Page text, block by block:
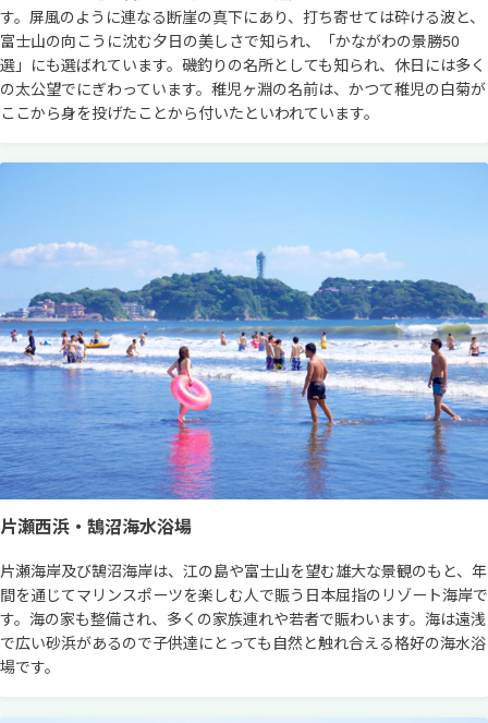
す。屏風のように連なる断崖の真下にあり、打ち寄せては砕ける波と、
富士山の向こうに沈む夕日の美しさで知られ、「かながわの景勝50
選」にも選ばれています。磯釣りの名所としても知られ、休日には多く
の太公望でにぎわっています。稚児ヶ淵の名前は、かつて稚児の白菊が
ここから身を投げたことから付いたといわれています。
片瀬西浜・鵠沼海水浴場
片瀬海岸及び鵠沼海岸は、江の島や富士山を望む雄大な景観のもと、年
間を通じてマリンスポーツを楽しむ人で賑う日本屈指のリゾート海岸で
す。海の家も整備され、多くの家族連れや若者で賑わいます。海は遠浅
で広い砂浜があるので子供達にとっても自然と触れ合える格好の海水浴
場です。